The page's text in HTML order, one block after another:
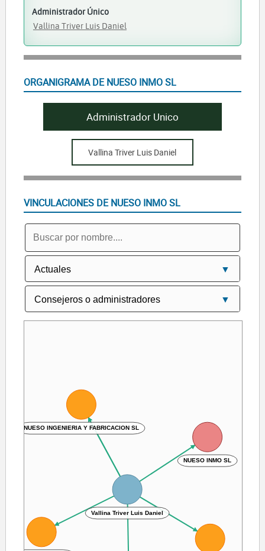
Administrador Único
Vallina Triver Luis Daniel
ORGANIGRAMA DE NUESO INMO SL
Administrador Unico
Vallina Triver Luis Daniel
VINCULACIONES DE NUESO INMO SL
NUESO INMO SL
Vallina Triver Luis Daniel
NUESO INGENIERIA Y FABRICACION SL